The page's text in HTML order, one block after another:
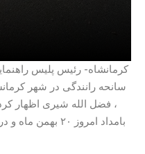
کرمانشاه- رئیس پلیس
سانحه رانندگی در شهر
، فضل الله شیری اظهار
بامداد امروز